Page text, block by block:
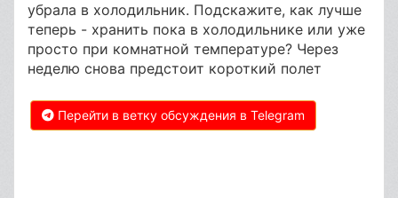
убрала в холодильник. Подскажите, как лучше
теперь - хранить пока в холодильнике или уже
просто при комнатной температуре? Через
неделю снова предстоит короткий полет
Перейти в ветку обсуждения в Telegram